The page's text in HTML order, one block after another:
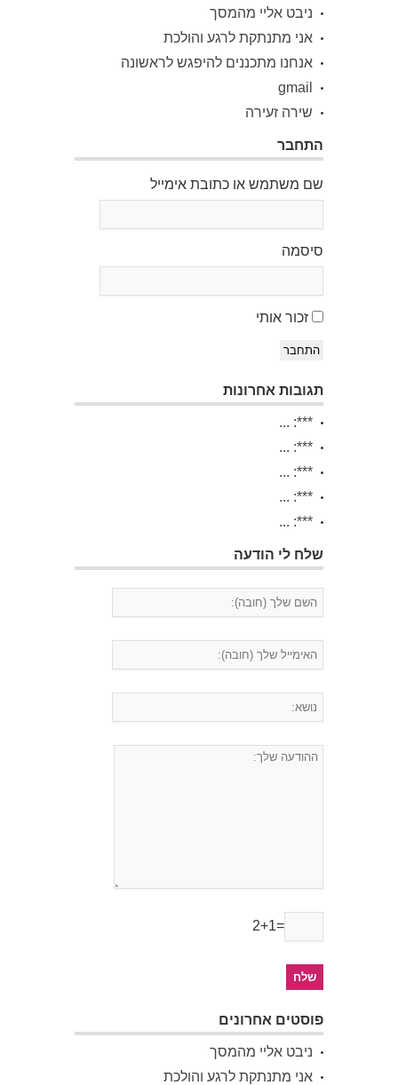
ניבט אליי מהמסך
אני מתנתקת לרגע והולכת
אנחנו מתכננים להיפגש לראשונה
gmail
שירה זעירה
התחבר
שם משתמש או כתובת אימייל
סיסמה
זכור אותי
התחבר
תגובות אחרונות
***: ...
***: ...
***: ...
***: ...
***: ...
שלח לי הודעה
2+1=
פוסטים אחרונים
ניבט אליי מהמסך
אני מתנתקת לרגע והולכת